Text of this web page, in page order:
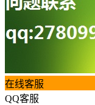
在线客服
QQ客服